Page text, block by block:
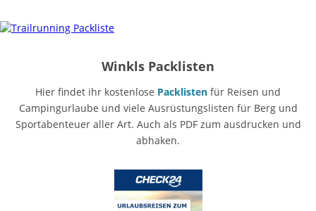
Winkls Packlisten
Hier findet ihr kostenlose Packlisten für Reisen und
Campingurlaube und viele Ausrüstungslisten für Berg und
Sportabenteuer aller Art. Auch als PDF zum ausdrucken und
abhaken.